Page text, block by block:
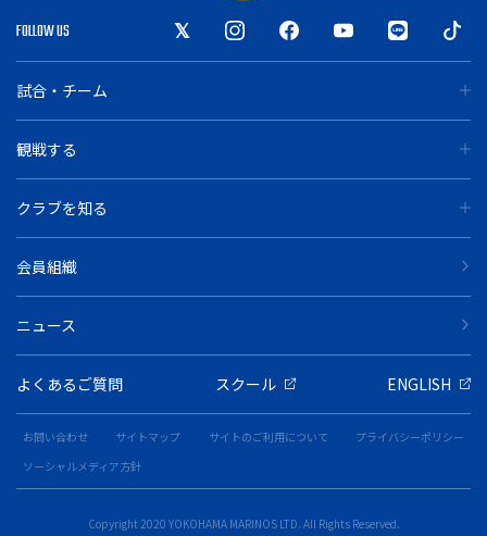
FOLLOW US
試合・チーム
観戦する
クラブを知る
会員組織
ニュース
よくあるご質問 スクール ENGLISH
お問い合わせ サイトマップ サイトのご利用について
プライバシーポリシー
ソーシャルメディア方針
Copyright 2020 YOKOHAMA MARINOS LTD. All Rights Reserved.